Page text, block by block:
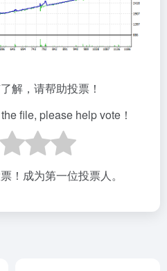
解，请帮助投票！
file, please help vote！
！成为第一位投票人。